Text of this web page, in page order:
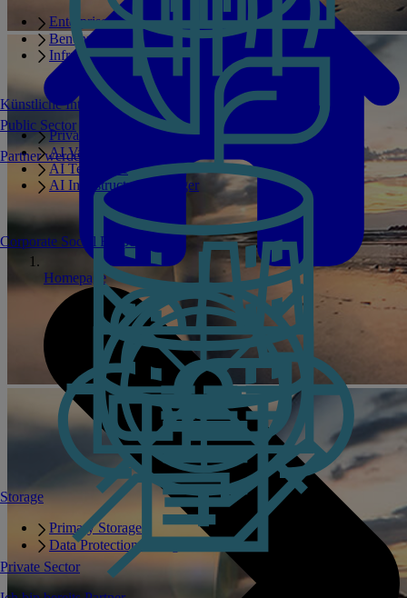
Enterprise AI Server Portfolio
Benchmarks
Infrastructure Manager
Storage
Primary Storage
Data Protection Storage
Künstliche Intelligenz
Private GPT
AI Validated Designs
AI Test Drive
AI Infrastructure Manager
Public Sector
Private Sector
Partner werden
Corporate Social Responsibility
Homepage